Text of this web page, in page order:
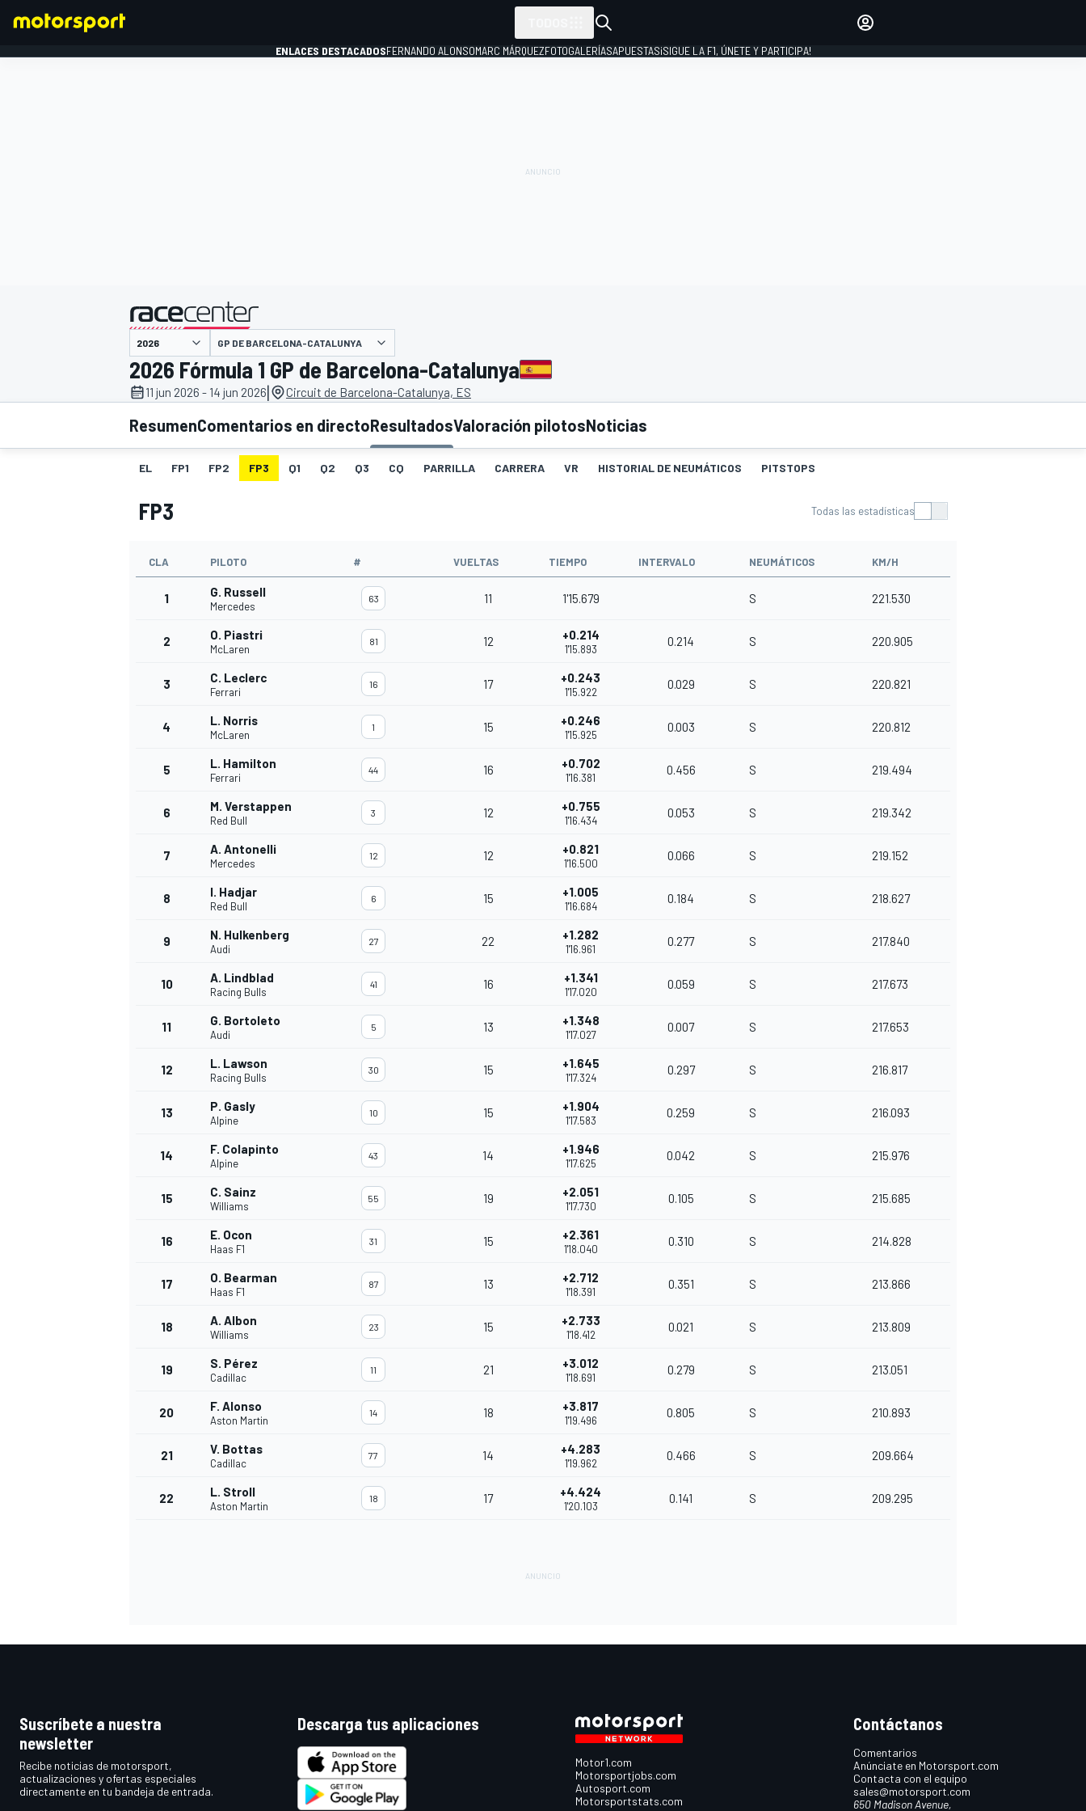
INDYCAR WRC
ENLACES DESTACADOSFERNANDO ALONSOMARC MÁRQUEZFOTOGALERÍASAPUESTAS¡SIGUE LA F1, ÚNETE Y PARTICIPA!
presentado por
GP DE BARCELONA-CATALUNYA
2026 Fórmula 1 GP de Barcelona-Catalunya
11 jun 2026 - 14 jun 2026| Circuit de Barcelona-Catalunya, ES
ResumenComentarios en directoResultadosValoración pilotosNoticias
EL FP1 FP2 FP3 Q1 Q2 Q3 CQ PARRILLA CARRERA VR HISTORIAL DE NEUMÁTICOS PITSTOPS
FP3 Todas las estadísticas
CLA PILOTO # VUELTAS TIEMPO INTERVALO NEUMÁTICOS KM/H
1 G. Russell
Mercedes
63 11 1'15.679 S 221.530
2 O. Piastri
McLaren
81 12 +0.214
1'15.893
0.214 S 220.905
3 C. Leclerc
Ferrari
16 17 +0.243
1'15.922
0.029 S 220.821
4 L. Norris
McLaren
1 15 +0.246
1'15.925
0.003 S 220.812
5 L. Hamilton
Ferrari
44 16 +0.702
1'16.381
0.456 S 219.494
6 M. Verstappen
Red Bull
3 12 +0.755
1'16.434
0.053 S 219.342
7 A. Antonelli
Mercedes
12 12 +0.821
1'16.500
0.066 S 219.152
8 I. Hadjar
Red Bull
6 15 +1.005
1'16.684
0.184 S 218.627
9 N. Hulkenberg
Audi
27 22 +1.282
1'16.961
0.277 S 217.840
10 A. Lindblad
Racing Bulls
41 16 +1.341
1'17.020
0.059 S 217.673
11 G. Bortoleto
Audi
5 13 +1.348
1'17.027
0.007 S 217.653
12 L. Lawson
Racing Bulls
30 15 +1.645
1'17.324
0.297 S 216.817
13 P. Gasly
Alpine
10 15 +1.904
1'17.583
0.259 S 216.093
14 F. Colapinto
Alpine
43 14 +1.946
1'17.625
0.042 S 215.976
15 C. Sainz
Williams
55 19 +2.051
1'17.730
0.105 S 215.685
16 E. Ocon
Haas F1
31 15 +2.361
1'18.040
0.310 S 214.828
17 O. Bearman
Haas F1
87 13 +2.712
1'18.391
0.351 S 213.866
18 A. Albon
Williams
23 15 +2.733
1'18.412
0.021 S 213.809
19 S. Pérez
Cadillac
11 21 +3.012
1'18.691
0.279 S 213.051
20 F. Alonso
Aston Martin
14 18 +3.817
1'19.496
0.805 S 210.893
21 V. Bottas
Cadillac
77 14 +4.283
1'19.962
0.466 S 209.664
22 L. Stroll
Aston Martin
18 17 +4.424
1'20.103
0.141 S 209.295
Suscríbete a nuestra
newsletter
Recibe noticias de motorsport,
actualizaciones y ofertas especiales
directamente en tu bandeja de entrada.
Descarga tus aplicaciones
Motor1.com
Motorsportjobs.com
Autosport.com
Motorsportstats.com
Contáctanos
Comentarios
Anúnciate en Motorsport.com
Contacta con el equipo
sales@motorsport.com
650 Madison Avenue,